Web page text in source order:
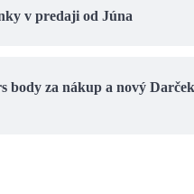
v predaji od Júna
body za nákup a nový